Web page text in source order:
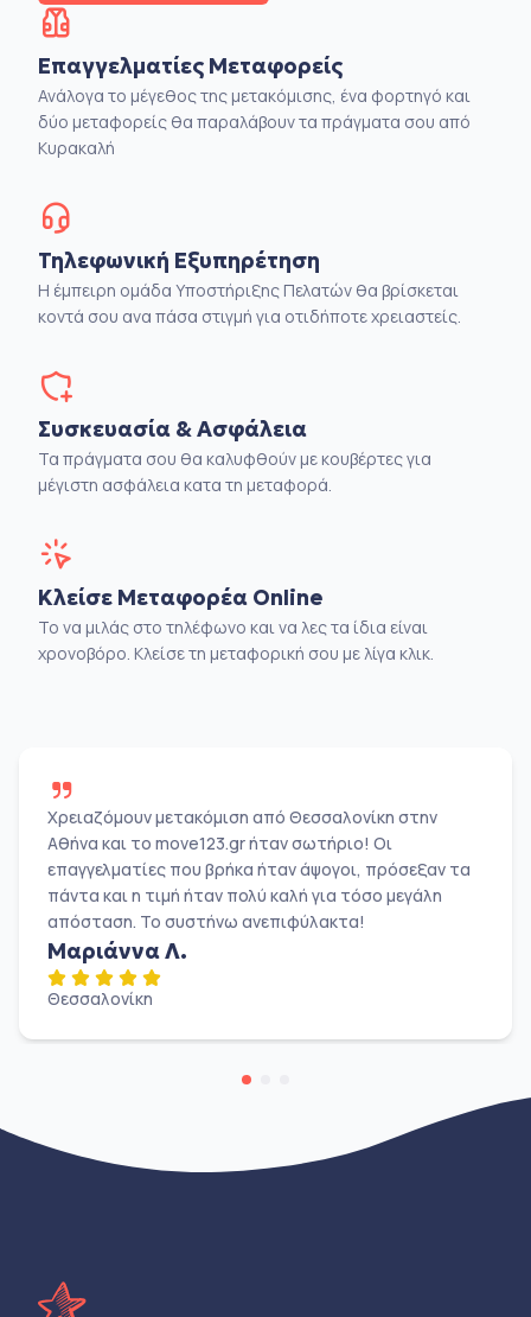
Επαγγελματίες Μεταφορείς
Ανάλογα το μέγεθος της μετακόμισης, ένα φορτηγό και
δύο μεταφορείς θα παραλάβουν τα πράγματα σου από
Κυρακαλή
Τηλεφωνική Εξυπηρέτηση
Η έμπειρη ομάδα Υποστήριξης Πελατών θα βρίσκεται
κοντά σου ανα πάσα στιγμή για οτιδήποτε χρειαστείς.
Συσκευασία & Ασφάλεια
Τα πράγματα σου θα καλυφθούν με κουβέρτες για
μέγιστη ασφάλεια κατα τη μεταφορά.
Κλείσε Μεταφορέα Online
Το να μιλάς στο τηλέφωνο και να λες τα ίδια είναι
χρονοβόρο. Κλείσε τη μεταφορική σου με λίγα κλικ.
Χρειαζόμουν μετακόμιση από Θεσσαλονίκη στην
Αθήνα και το move123.gr ήταν σωτήριο! Οι
επαγγελματίες που βρήκα ήταν άψογοι, πρόσεξαν τα
πάντα και η τιμή ήταν πολύ καλή για τόσο μεγάλη
απόσταση. Το συστήνω ανεπιφύλακτα!
Μαριάννα Λ.
Θεσσαλονίκη